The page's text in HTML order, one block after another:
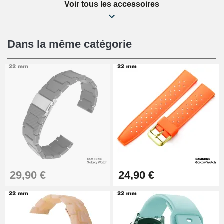
Kit Réparation Montre Débutant
16,90 €
Pied à Coulisse Numérique
9,90 €
Kit Horlogerie Débutant
Boîte Pompe Bracelet Montre -
Diamètre 1,50 mm - 8 à 25 mm
14,08 €
Boîte Pompe pour Bracelet
Voir tous les accessoires
Dans la même catégorie
29,90 € 24,90 €